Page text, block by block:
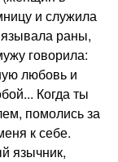
и служила
раны,
говорила:
любовь и
Когда ты
помолись за
к себе.
язычник,